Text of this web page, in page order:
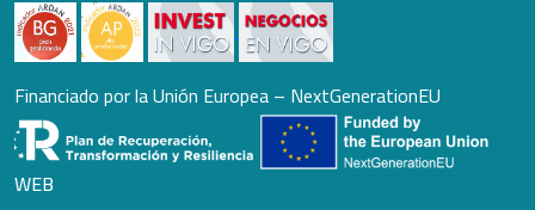
Financiado por la Unión Europea – NextGenerationEU
WEB